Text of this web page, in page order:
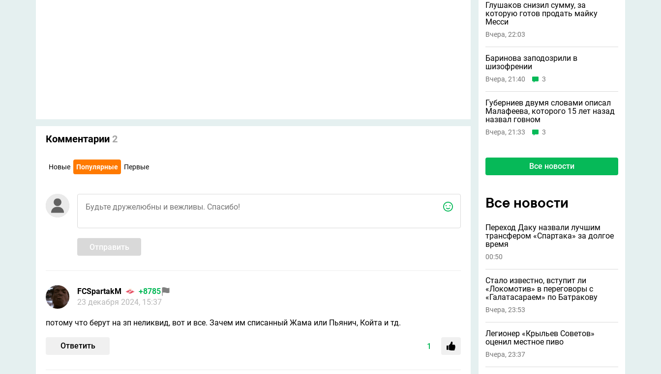
Комментарии 2
Новые Популярные Первые
Отправить
FCSpartakM
+8785
23 декабря 2024, 15:37
потому что берут на зп неликвид, вот и все. Зачем им списанный Жама или Пьянич, Койта и тд.
Ответить 1
Глушаков снизил сумму, за
которую готов продать майку
Месси
Вчера, 22:03
Баринова заподозрили в
шизофрении
Вчера, 21:40 3
Губерниев двумя словами описал
Малафеева, которого 15 лет назад
назвал говном
Вчера, 21:33 3
Все новости
Все новости
Переход Даку назвали лучшим
трансфером «Спартака» за долгое
время
00:50
Стало известно, вступит ли
«Локомотив» в переговоры с
«Галатасараем» по Батракову
Вчера, 23:53
Легионер «Крыльев Советов»
оценил местное пиво
Вчера, 23:37